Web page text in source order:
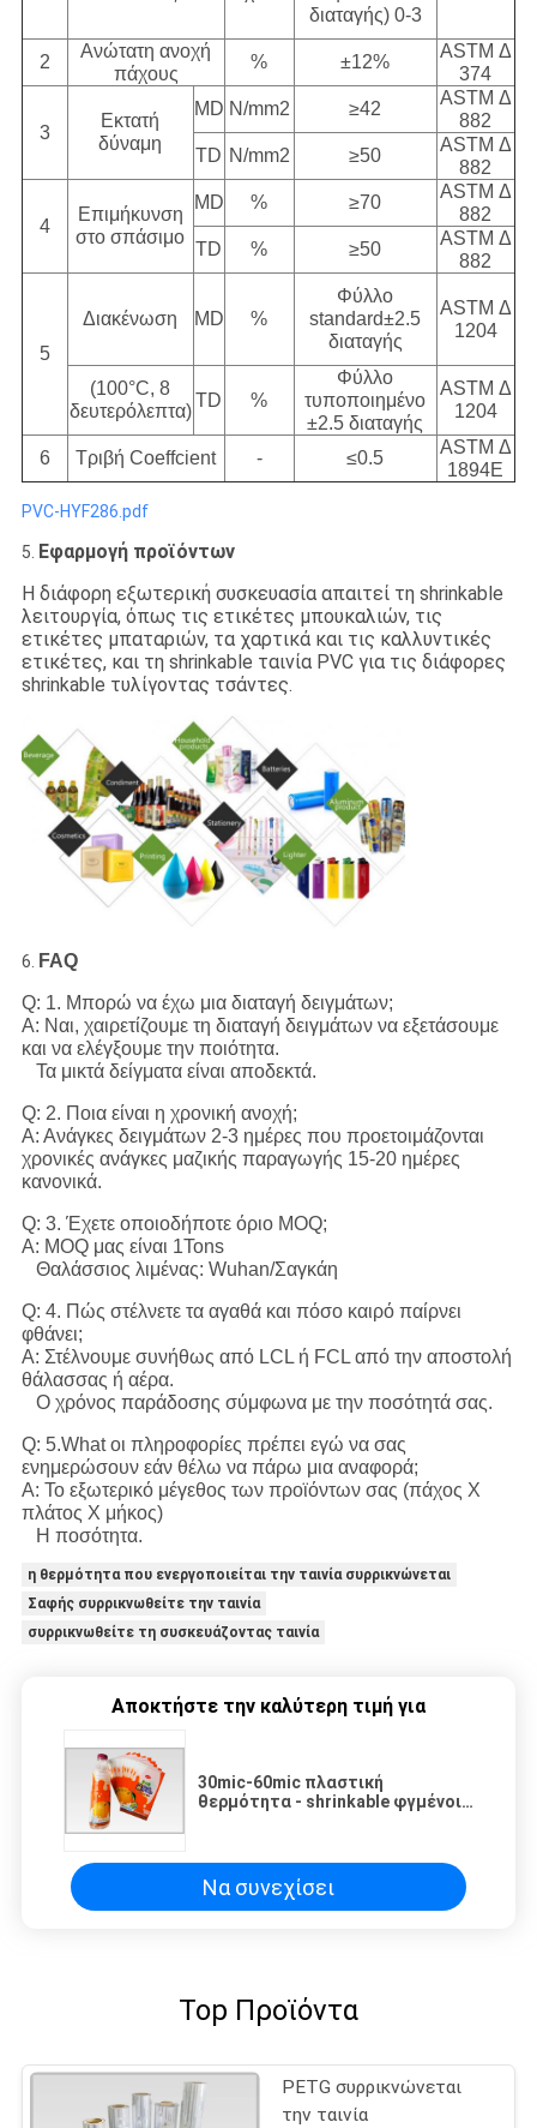
διαταγής) 0-3
2
Ανώτατη ανοχή
πάχους
% ±12%
ASTM Δ
374
3
Εκτατή
δύναμη
MD N/mm2 ≥42
ASTM Δ
882
TD N/mm2 ≥50
ASTM Δ
882
4
Επιμήκυνση
στο σπάσιμο
MD % ≥70
ASTM Δ
882
TD
% ≥50
ASTM Δ
882
5
Διακένωση MD %
Φύλλο
standard±2.5
διαταγής
ASTM Δ
1204
(100°C, 8
δευτερόλεπτα)
TD %
Φύλλο
τυποποιημένο
±2.5 διαταγής
ASTM Δ
1204
6 Τριβή Coeffcient - ≤0.5
ASTM Δ
1894E
PVC-HYF286.pdf
5. Εφαρμογή προϊόντων
Η διάφορη εξωτερική συσκευασία απαιτεί τη shrinkable
λειτουργία, όπως τις ετικέτες μπουκαλιών, τις
ετικέτες μπαταριών, τα χαρτικά και τις καλλυντικές
ετικέτες, και τη shrinkable ταινία PVC για τις διάφορες
shrinkable τυλίγοντας τσάντες.
6. FAQ
Q: 1. Μπορώ να έχω μια διαταγή δειγμάτων;
Α: Ναι, χαιρετίζουμε τη διαταγή δειγμάτων να εξετάσουμε
και να ελέγξουμε την ποιότητα.
Τα μικτά δείγματα είναι αποδεκτά.
Q: 2. Ποια είναι η χρονική ανοχή;
Α: Ανάγκες δειγμάτων 2-3 ημέρες που προετοιμάζονται
χρονικές ανάγκες μαζικής παραγωγής 15-20 ημέρες
κανονικά.
Q: 3. Έχετε οποιοδήποτε όριο MOQ;
Α: MOQ μας είναι 1Tons
Θαλάσσιος λιμένας: Wuhan/Σαγκάη
Q: 4. Πώς στέλνετε τα αγαθά και πόσο καιρό παίρνει
φθάνει;
Α: Στέλνουμε συνήθως από LCL ή FCL από την αποστολή
θάλασσας ή αέρα.
Ο χρόνος παράδοσης σύμφωνα με την ποσότητά σας.
Q: 5.What οι πληροφορίες πρέπει εγώ να σας
ενημερώσουν εάν θέλω να πάρω μια αναφορά;
Α: Το εξωτερικό μέγεθος των προϊόντων σας (πάχος Χ
πλάτος Χ μήκος)
Η ποσότητα.
η θερμότητα που ενεργοποιείται την ταινία συρρικνώνεται
Σαφής συρρικνωθείτε την ταινία
συρρικνωθείτε τη συσκευάζοντας ταινία
Αποκτήστε την καλύτερη τιμή για
30mic-60mic πλαστική
θερμότητα - shrinkable φγμένοι
Να συνεχίσει
Top Προϊόντα
PETG συρρικνώνεται
την ταινία